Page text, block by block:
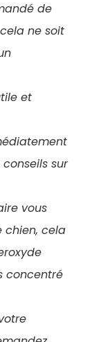
de
ne soit
et
sur
vous
chien, cela
concentré